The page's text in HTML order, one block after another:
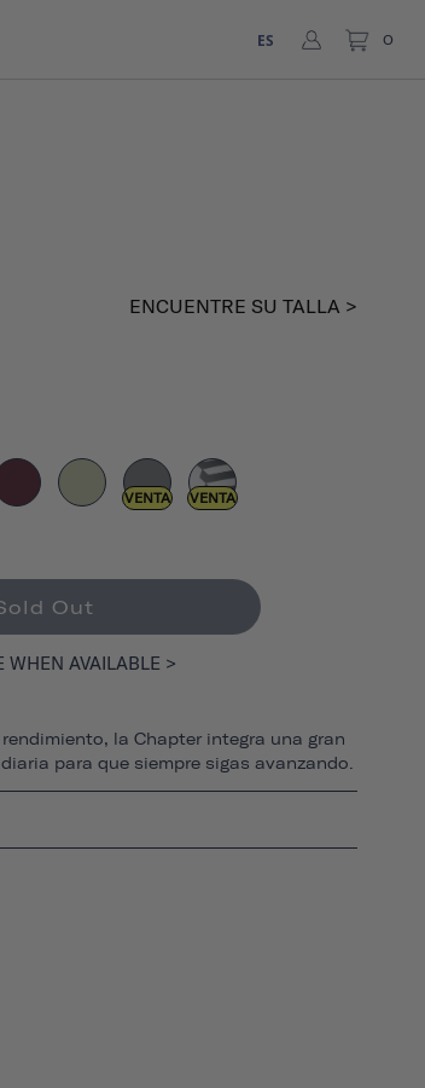
ES 0
VENTA VENTA
ENCUENTRE SU TALLA >
Out
WHEN AVAILABLE >
la Chapter integra una gran
para que siempre sigas avanzando.